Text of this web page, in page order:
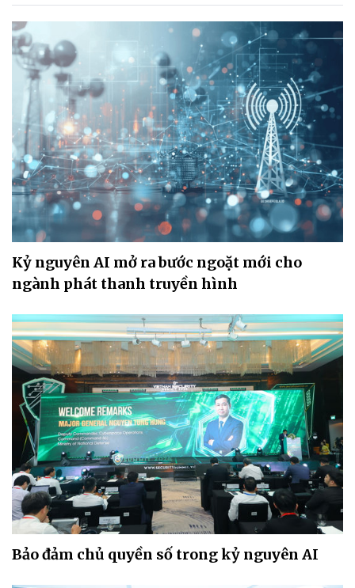
Kỷ nguyên AI mở ra bước ngoặt mới cho
ngành phát thanh truyền hình
Bảo đảm chủ quyền số trong kỷ nguyên AI